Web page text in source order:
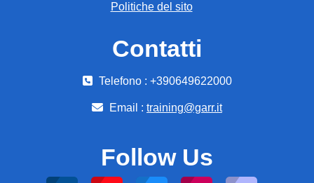
Politiche del sito
Contatti
Telefono : +390649622000
Email : training@garr.it
Follow Us